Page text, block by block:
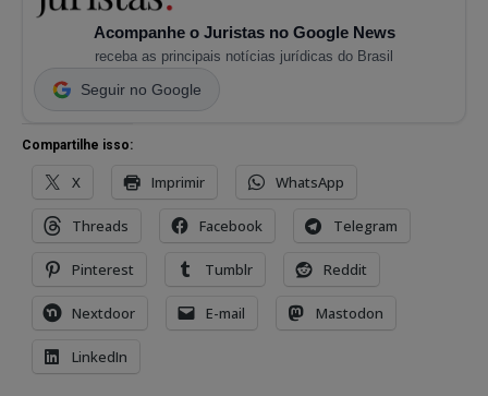
Acompanhe o Juristas no Google News
receba as principais notícias jurídicas do Brasil
Seguir no Google
Compartilhe isso:
X Imprimir WhatsApp
Threads Facebook Telegram
Pinterest Tumblr Reddit
Nextdoor E-mail Mastodon
LinkedIn